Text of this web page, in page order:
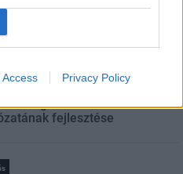
Access Privacy Policy
a felülvizsgálat
logisztikai bázis út- és
fejlesztése